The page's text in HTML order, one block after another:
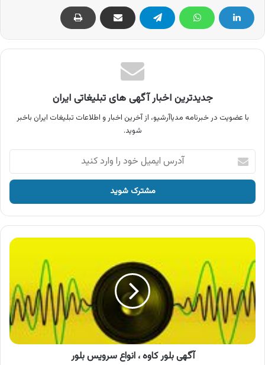
جدیدترین اخبار آگهی های تبلیغاتی ایران
با عضویت در خبرنامه مدیاآرشیو، از آخرین اخبار و اطلاعات تبلیغات ایران باخبر
شوید.
آدرس
ایمیل
خود
وارد
کنید
آگهی
کاوه
،
انواع
سرویس
بلور
آگهی بلور کاوه ، انواع سرویس بلور